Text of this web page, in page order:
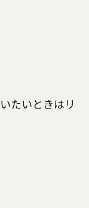
たいときはリ